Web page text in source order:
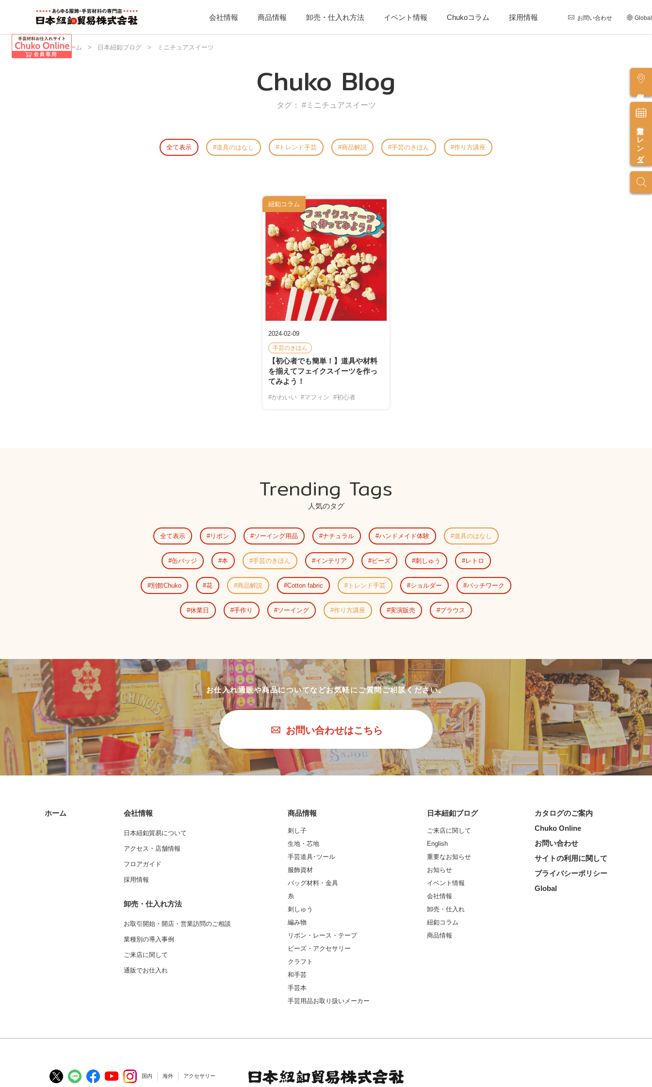
会社情報 商品情報 卸売・仕入れ方法 イベント情報 Chukoコラム 採用情報 お問い合わせ Global
営業カレンダー
日本紐釦 ホーム > 日本紐釦ブログ > ミニチュアスイーツ
Chuko Blog
タグ： #ミニチュアスイーツ
全て表示 道具のはなし トレンド手芸 商品解説 手芸のきほん 作り方講座
2024-02-09
手芸のきほん
【初心者でも簡単！】道具や材料
を揃えてフェイクスイーツを作っ
てみよう！
#かわいい #マフィン #初心者
紐釦コラム
Trending Tags
人気のタグ
全て表示 リボン ソーイング用品 ナチュラル ハンドメイド体験 道具のはなし
缶バッジ 本 手芸のきほん インテリア ビーズ 刺しゅう レトロ
別館Chuko 花 商品解説 Cotton fabric トレンド手芸 ショルダー パッチワーク
休業日 手作り ソーイング 作り方講座 実演販売 ブラウス
お仕入れ通販や商品についてなどお気軽にご質問ご相談ください。
お問い合わせはこちら
ホーム 会社情報
日本紐釦貿易について
アクセス・店舗情報
フロアガイド
採用情報
卸売・仕入れ方法
お取引開始・開店・営業訪問のご相談
業種別の導入事例
ご来店に関して
通販でお仕入れ
商品情報
刺し子
生地・芯地
手芸道具･ツール
服飾資材
バッグ材料・金具
糸
刺しゅう
編み物
リボン・レース・テープ
ビーズ・アクセサリー
クラフト
和手芸
手芸本
手芸用品お取り扱いメーカー
日本紐釦ブログ
ご来店に関して
English
重要なお知らせ
お知らせ
イベント情報
会社情報
卸売・仕入れ
紐釦コラム
商品情報
カタログのご案内
Chuko Online
お問い合わせ
サイトの利用に関して
プライバシーポリシー
Global
国内 海外 アクセサリー